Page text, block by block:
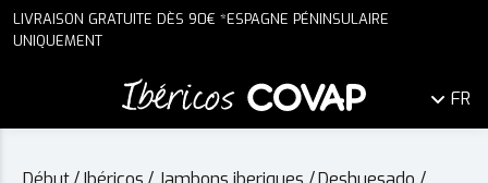
LIVRAISON GRATUITE DÈS 90€ *ESPAGNE PÉNINSULAIRE
UNIQUEMENT
FR